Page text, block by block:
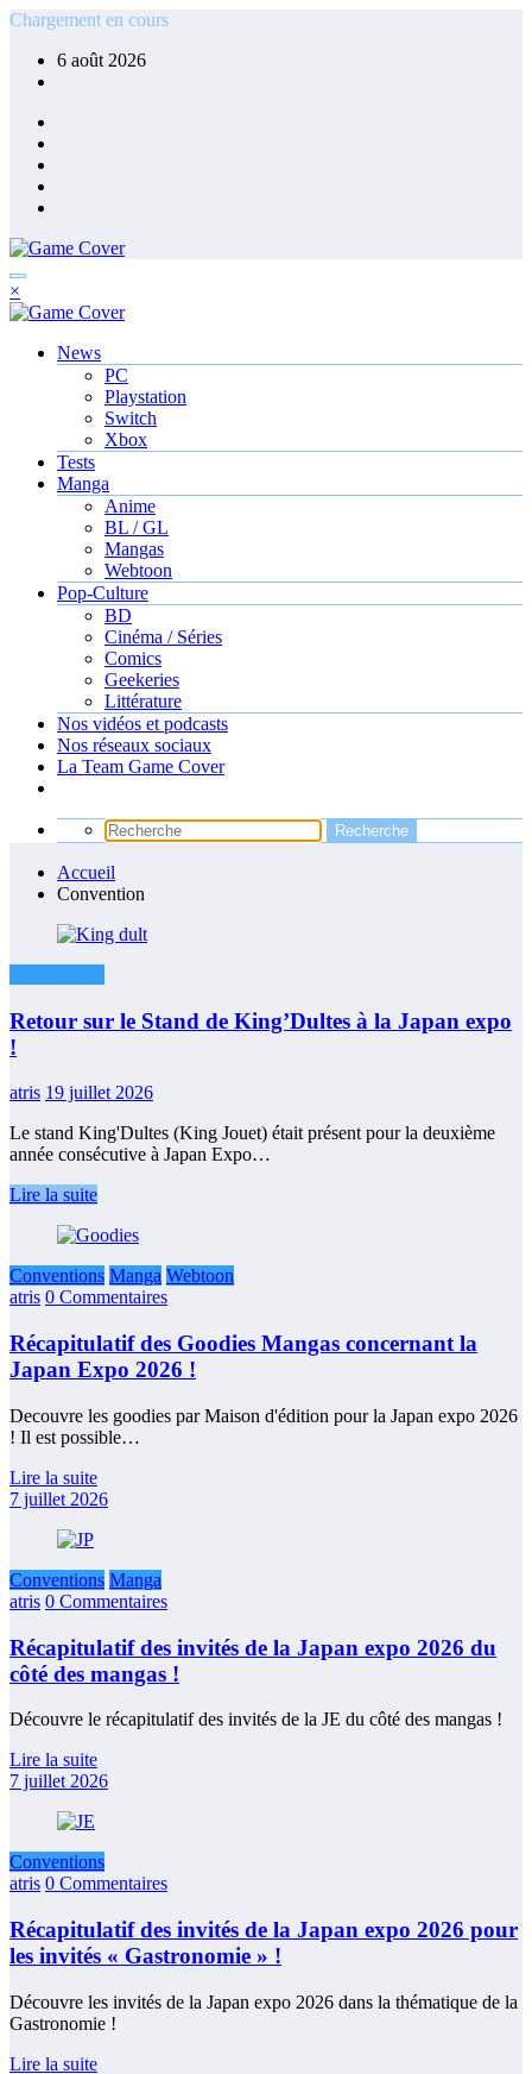
Aller
contenu
Chargement en cours
6 août 2026
×
News
PC
Playstation
Switch
Xbox
Tests
Manga
Anime
BL / GL
Mangas
Webtoon
Pop-Culture
BD
Cinéma / Séries
Comics
Geekeries
Littérature
Nos vidéos et podcasts
Nos réseaux sociaux
La Team Game Cover
Accueil
Convention
Retour sur le Stand de King’Dultes à la Japan expo
!
atris 19 juillet 2026
Le stand King'Dultes (King Jouet) était présent pour la deuxième
année consécutive à Japan Expo…
Lire la suite
Conventions Manga Webtoon
atris 0 Commentaires
Récapitulatif des Goodies Mangas concernant la
Japan Expo 2026 !
Decouvre les goodies par Maison d'édition pour la Japan expo 2026
! Il est possible…
Lire la suite
7 juillet 2026
Conventions Manga
atris 0 Commentaires
Récapitulatif des invités de la Japan expo 2026 du
côté des mangas !
Découvre le récapitulatif des invités de la JE du côté des mangas !
Lire la suite
7 juillet 2026
Conventions
atris 0 Commentaires
Récapitulatif des invités de la Japan expo 2026 pour
les invités « Gastronomie » !
Découvre les invités de la Japan expo 2026 dans la thématique de la
Gastronomie !
Lire la suite